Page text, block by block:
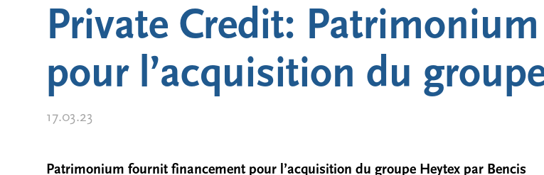
Private Credit:
pour l’acquisition du
17.03.23
Patrimonium fournit financement pour l’acquisition du groupe Heytex par Bencis